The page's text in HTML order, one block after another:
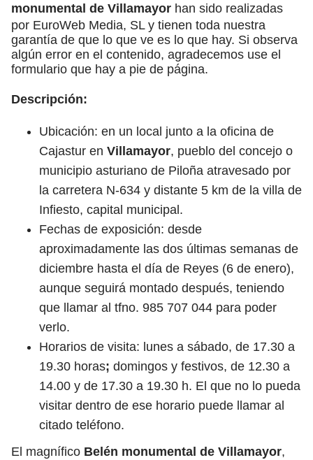
monumental de Villamayor han sido realizadas
por EuroWeb Media, SL y tienen toda nuestra
garantía de que lo que ve es lo que hay. Si observa
algún error en el contenido, agradecemos use el
formulario que hay a pie de página.
Descripción:
Ubicación: en un local junto a la oficina de
Cajastur en Villamayor, pueblo del concejo o
municipio asturiano de Piloña atravesado por
la carretera N-634 y distante 5 km de la villa de
Infiesto, capital municipal.
Fechas de exposición: desde
aproximadamente las dos últimas semanas de
diciembre hasta el día de Reyes (6 de enero),
aunque seguirá montado después, teniendo
que llamar al tfno. 985 707 044 para poder
verlo.
Horarios de visita: lunes a sábado, de 17.30 a
19.30 horas; domingos y festivos, de 12.30 a
14.00 y de 17.30 a 19.30 h. El que no lo pueda
visitar dentro de ese horario puede llamar al
citado teléfono.
El magnífico Belén monumental de Villamayor,